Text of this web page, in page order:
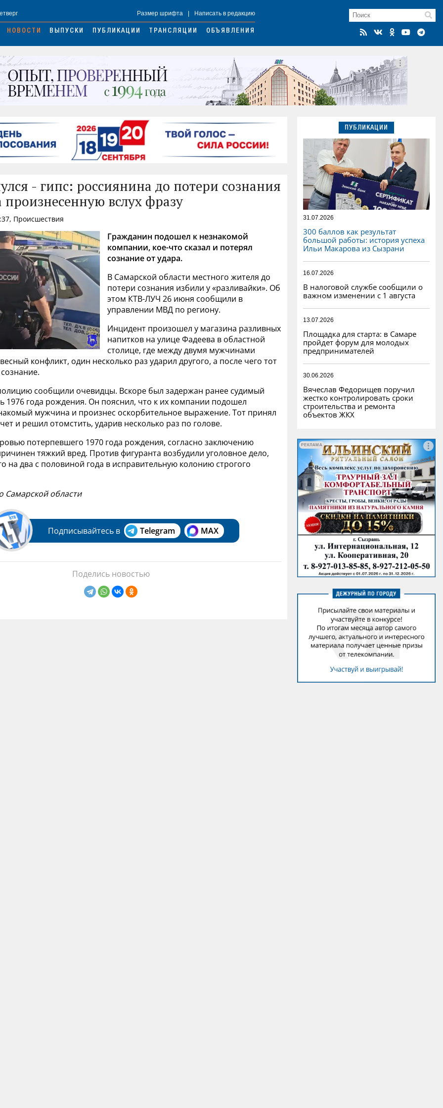
Размер шрифта Написать в редакцию
НОВОСТИ ВЫПУСКИ ПУБЛИКАЦИИ ТРАНСЛЯЦИИ ОБЪЯВЛЕНИЯ
- гипс: россиянина до потери сознания
произнесенную вслух фразу
Происшествия
Гражданин подошел к незнакомой
компании, кое-что сказал и потерял
сознание от удара.
В Самарской области местного жителя до
потери сознания избили у «разливайки». Об
этом КТВ-ЛУЧ 26 июня сообщили в
управлении МВД по региону.
Инцидент произошел у магазина разливных
напитков на улице Фадеева в областной
столице, где между двумя мужчинами
конфликт, один несколько раз ударил другого, а после чего тот
сообщили очевидцы. Вскоре был задержан ранее судимый
1976 года рождения. Он пояснил, что к их компании подошел
мужчина и произнес оскорбительное выражение. Тот принял
и решил отомстить, ударив несколько раз по голове.
потерпевшего 1970 года рождения, согласно заключению
тяжкий вред. Против фигуранта возбудили уголовное дело,
на два с половиной года в исправительную колонию строгого
Самарской области
Подписывайтесь в Telegram MAX
Поделись новостью
ПУБЛИКАЦИИ
31.07.2026
300 баллов как результат
большой работы: история успеха
Ильи Макарова из Сызрани
16.07.2026
В налоговой службе сообщили о
важном изменении с 1 августа
13.07.2026
Площадка для старта: в Самаре
пройдет форум для молодых
предпринимателей
30.06.2026
Вячеслав Федорищев поручил
жестко контролировать сроки
строительства и ремонта
объектов ЖКХ
РЕКЛАМА